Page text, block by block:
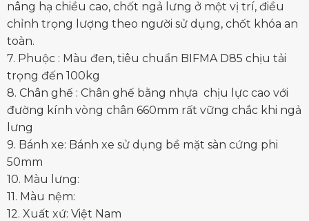
nâng hạ chiều cao, chốt ngả lưng ở một vị trí, điều
chỉnh trọng lượng theo người sử dụng, chốt khóa an
toàn.
7. Phuộc : Màu đen, tiêu chuẩn BIFMA D85 chịu tải
trọng đến 100kg
8. Chân ghế : Chân ghế bằng nhựa chịu lực cao với
đường kính vòng chân 660mm rất vững chắc khi ngả
lưng
9. Bánh xe: Bánh xe sử dụng bề mặt sàn cứng phi
50mm
10. Màu lưng:
11. Màu nệm:
12. Xuất xứ: Việt Nam